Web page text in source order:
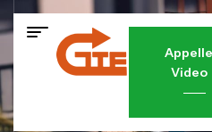
Appelle
Video